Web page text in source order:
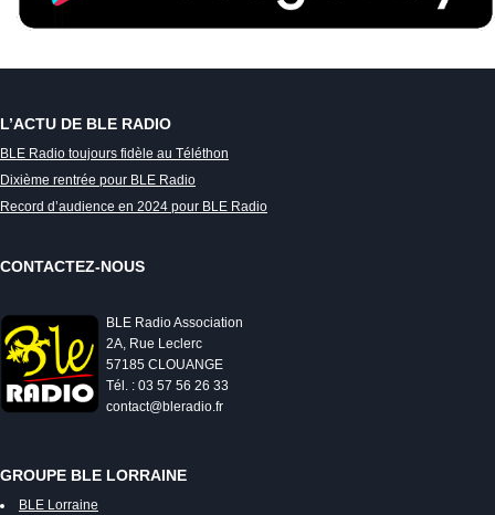
L’ACTU DE BLE RADIO
BLE Radio toujours fidèle au Téléthon
Dixième rentrée pour BLE Radio
Record d’audience en 2024 pour BLE Radio
CONTACTEZ-NOUS
BLE Radio Association
2A, Rue Leclerc
57185 CLOUANGE
Tél. : 03 57 56 26 33
contact@bleradio.fr
GROUPE BLE LORRAINE
BLE Lorraine